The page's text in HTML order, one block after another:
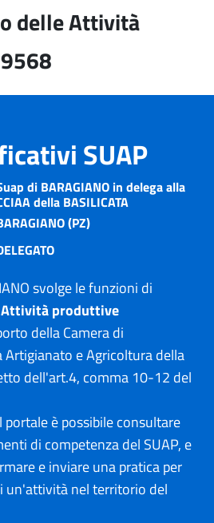
delle Attività
SUAP
di BARAGIANO in delega alla
della BASILICATA
(PZ)
svolge le funzioni di
produttive
della Camera di
e Agricoltura della
dell'art.4, comma 10-12 del
portale è possibile consultare
di competenza del SUAP, e
e inviare una pratica per
un'attività nel territorio del